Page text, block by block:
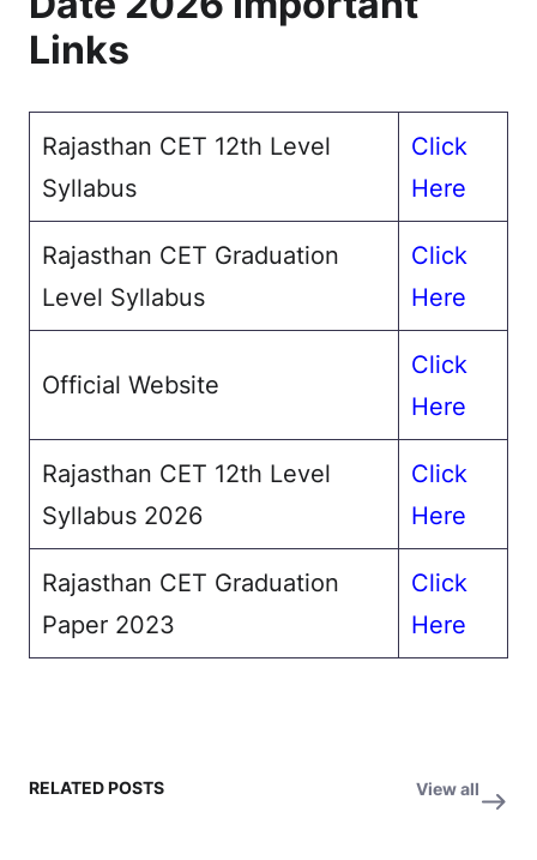
Links
Rajasthan CET 12th Level
Syllabus
Click
Here
Rajasthan CET Graduation
Level Syllabus
Click
Here
Official Website
Click
Here
Rajasthan CET 12th Level
Syllabus 2026
Click
Here
Rajasthan CET Graduation
Paper 2023
Click
Here
RELATED POSTS View all